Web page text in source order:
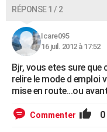
Dictionnaire
Biographies
Citations
Expressions
Proverbes
PROGRAMME TV
COPAINS D'AVANT
S'inscrire
Se connecter
Lycées
Collèges
Primaires
Universités
Entreprises
Service militaire
Avis de recherche
AVIS DE DÉCÈS
FORUM
RÉPONSE 1 / 2
Icare095
16 juil. 2012 à 17:52
Bjr, vous etes sure
relire le mode d emploi
mise en route...ou
Commenter 0